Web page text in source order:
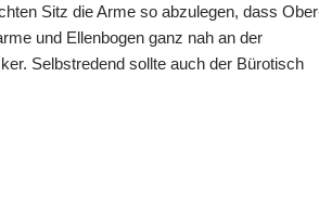
Sitz die Arme so abzulegen, dass
und Ellenbogen ganz nah an der
Selbstredend sollte auch der Bürotisch